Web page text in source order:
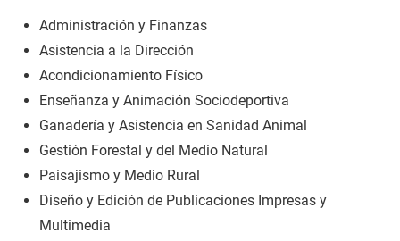
Administración y Finanzas
Asistencia a la Dirección
Acondicionamiento Físico
Enseñanza y Animación Sociodeportiva
Ganadería y Asistencia en Sanidad Animal
Gestión Forestal y del Medio Natural
Paisajismo y Medio Rural
Diseño y Edición de Publicaciones Impresas y
Multimedia